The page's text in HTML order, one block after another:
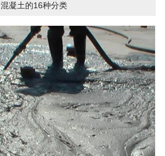
混凝土的16种分类